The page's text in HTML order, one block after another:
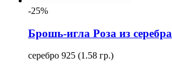
-25%
Брошь-игла Роза из серебра
серебро 925 (1.58 гр.)